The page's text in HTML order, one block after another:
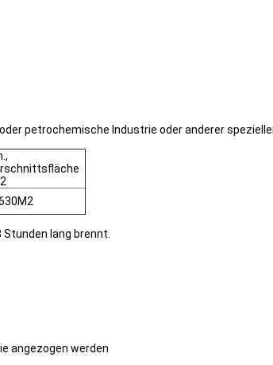
petrochemische Industrie oder anderer
lang brennt.
angezogen werden